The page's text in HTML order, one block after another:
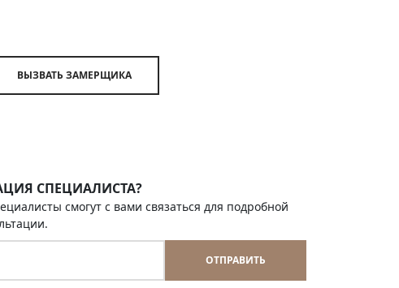
ВЫЗВАТЬ ЗАМЕРЩИКА
СПЕЦИАЛИСТА?
смогут с вами связаться для подробной
ОТПРАВИТЬ